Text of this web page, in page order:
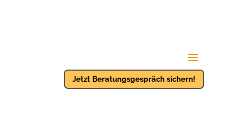
Jetzt Beratungsgespräch sichern!